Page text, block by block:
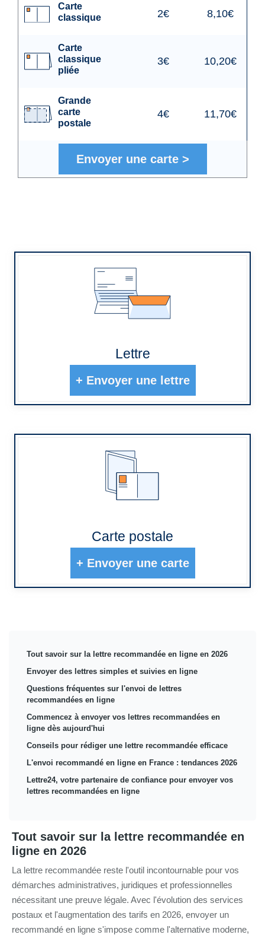
Carte
classique
2€ 8,10€
Carte
classique
pliée
3€ 10,20€
Grande
carte
postale
4€ 11,70€
Envoyer une carte>
Lettre
+ Envoyer une lettre
Carte postale
+ Envoyer une carte
Tout savoir sur la lettre recommandée en ligne en 2026
Envoyer des lettres simples et suivies en ligne
Questions fréquentes sur l'envoi de lettres
recommandées en ligne
Commencez à envoyer vos lettres recommandées en
ligne dès aujourd'hui
Conseils pour rédiger une lettre recommandée efficace
L'envoi recommandé en ligne en France : tendances 2026
Lettre24, votre partenaire de confiance pour envoyer vos
lettres recommandées en ligne
Tout savoir sur la lettre recommandée en
ligne en 2026
La lettre recommandée reste l'outil incontournable pour vos
démarches administratives, juridiques et professionnelles
nécessitant une preuve légale. Avec l'évolution des services
postaux et l'augmentation des tarifs en 2026, envoyer un
recommandé en ligne s'impose comme l'alternative moderne,